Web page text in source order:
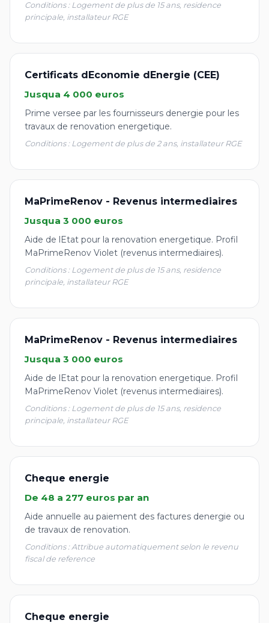
Conditions : Logement de plus de 15 ans, residence
principale, installateur RGE
Certificats dEconomie dEnergie (CEE)
Jusqua 4 000 euros
Prime versee par les fournisseurs denergie pour les
travaux de renovation energetique.
Conditions : Logement de plus de 2 ans, installateur RGE
MaPrimeRenov - Revenus intermediaires
Jusqua 3 000 euros
Aide de lEtat pour la renovation energetique. Profil
MaPrimeRenov Violet (revenus intermediaires).
Conditions : Logement de plus de 15 ans, residence
principale, installateur RGE
MaPrimeRenov - Revenus intermediaires
Jusqua 3 000 euros
Aide de lEtat pour la renovation energetique. Profil
MaPrimeRenov Violet (revenus intermediaires).
Conditions : Logement de plus de 15 ans, residence
principale, installateur RGE
Cheque energie
De 48 a 277 euros par an
Aide annuelle au paiement des factures denergie ou
de travaux de renovation.
Conditions : Attribue automatiquement selon le revenu
fiscal de reference
Cheque energie